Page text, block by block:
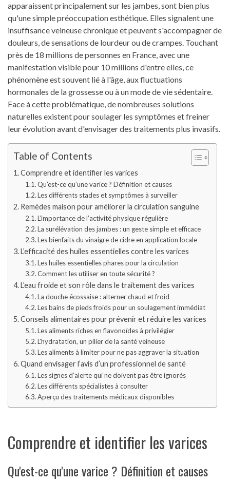
apparaissent principalement sur les jambes, sont bien plus
qu'une simple préoccupation esthétique. Elles signalent une
insuffisance veineuse chronique et peuvent s'accompagner de
douleurs, de sensations de lourdeur ou de crampes. Touchant
près de 18 millions de personnes en France, avec une
manifestation visible pour 10 millions d'entre elles, ce
phénomène est souvent lié à l'âge, aux fluctuations
hormonales de la grossesse ou à un mode de vie sédentaire.
Face à cette problématique, de nombreuses solutions
naturelles existent pour soulager les symptômes et freiner
leur évolution avant d'envisager des traitements plus invasifs.
Table of Contents
Comprendre et identifier les varices
Qu’est-ce qu’une varice ? Définition et causes
Les différents stades et symptômes à surveiller
Remèdes maison pour améliorer la circulation sanguine
L’importance de l’activité physique régulière
La surélévation des jambes : un geste simple et efficace
Les bienfaits du vinaigre de cidre en application locale
L’efficacité des huiles essentielles contre les varices
Les huiles essentielles phares pour la circulation
Comment les utiliser en toute sécurité ?
L’eau froide et son rôle dans le traitement des varices
La douche écossaise : alterner chaud et froid
Les bains de pieds froids pour un soulagement immédiat
Conseils alimentaires pour prévenir et réduire les varices
Les aliments riches en flavonoïdes à privilégier
L’hydratation, un pilier de la santé veineuse
Les aliments à limiter pour ne pas aggraver la situation
Quand envisager l’avis d’un professionnel de santé
Les signes d’alerte qui ne doivent pas être ignorés
Les différents spécialistes à consulter
Aperçu des traitements médicaux disponibles
Comprendre et identifier les varices
Qu'est-ce qu'une varice ? Définition et causes